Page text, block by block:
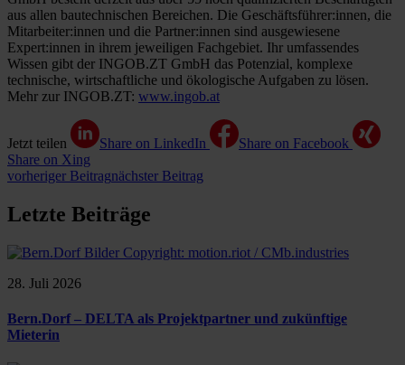
aus allen bautechnischen Bereichen. Die Geschäftsführer:innen, die
Mitarbeiter:innen und die Partner:innen sind ausgewiesene
Expert:innen in ihrem jeweiligen Fachgebiet. Ihr umfassendes
Wissen gibt der INGOB.ZT GmbH das Potenzial, komplexe
technische, wirtschaftliche und ökologische Aufgaben zu lösen.
Mehr zur INGOB.ZT: www.ingob.at
Jetzt teilen Share on LinkedIn
Share on Facebook
Share on Xing
vorheriger Beitragnächster Beitrag
Letzte Beiträge
28. Juli 2026
Bern.Dorf – DELTA als Projektpartner und zukünftige
Mieterin